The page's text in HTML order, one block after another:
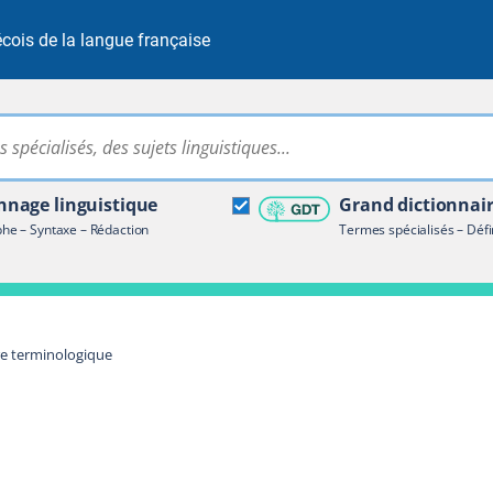
de la langue française
Rechercher dans tout le site
linguistique
– Syntaxe – Rédaction
Grand
Termes spécialisés –
terminologique
terminologique